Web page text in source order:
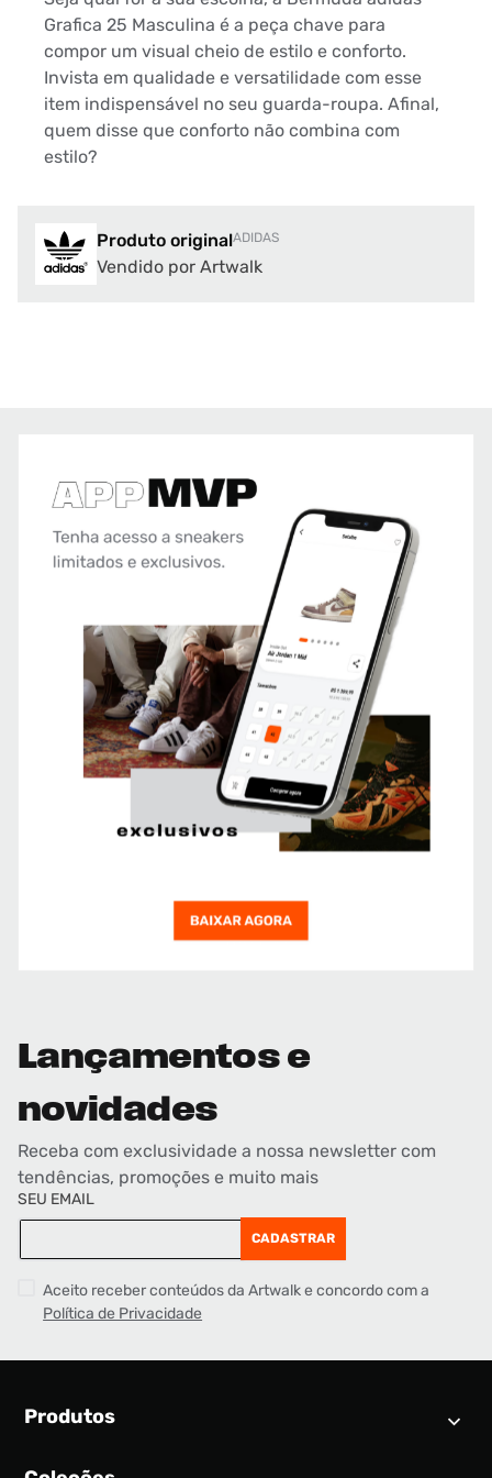
Grafica 25 Masculina é a peça chave para
compor um visual cheio de estilo e conforto.
Invista em qualidade e versatilidade com esse
item indispensável no seu guarda-roupa. Afinal,
quem disse que conforto não combina com
estilo?
Produto originalADIDAS
Vendido por Artwalk
Lançamentos e
novidades
Receba com exclusividade a nossa newsletter com
tendências, promoções e muito mais
SEU EMAIL
CADASTRAR
Aceito receber conteúdos da Artwalk e concordo com a
Política de Privacidade
Produtos